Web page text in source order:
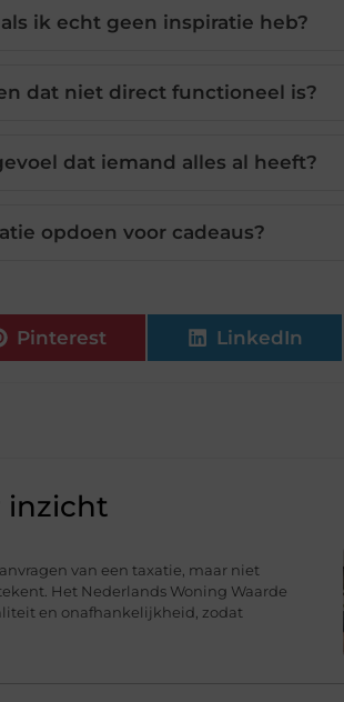
ik echt geen inspiratie heb?
dat niet direct functioneel is?
dat iemand alles al heeft?
opdoen voor cadeaus?
Pinterest LinkedIn
inzicht
van een taxatie, maar niet
Het Nederlands Woning Waarde
en onafhankelijkheid, zodat